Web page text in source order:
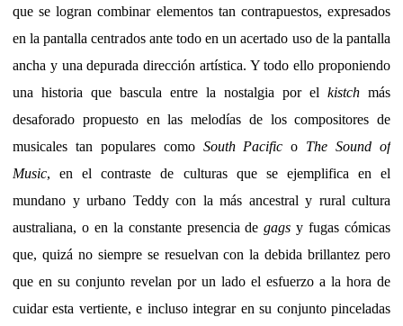
que se logran combinar elementos tan contrapuestos, expresados
en la pantalla centrados ante todo en un acertado uso de la pantalla
ancha y una depurada dirección artística. Y todo ello proponiendo
una historia que bascula entre la nostalgia por el kistch más
desaforado propuesto en las melodías de los compositores de
musicales tan populares como South Pacific o The Sound of
Music, en el contraste de culturas que se ejemplifica en el
mundano y urbano Teddy con la más ancestral y rural cultura
australiana, o en la constante presencia degags y fugas cómicas
que, quizá no siempre se resuelvan con la debida brillantez pero
que en su conjunto revelan por un lado el esfuerzo a la hora de
cuidar esta vertiente, e incluso integrar en su conjunto pinceladas